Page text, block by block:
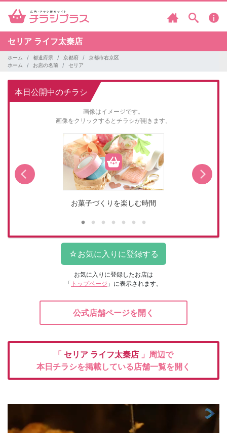
セリア ライフ太秦店
ホーム 都道府県 京都府
京都市右京区
ホーム
お店の名前 セリア
本日公開中のチラシ
画像はイメージです。
画像をクリックするとチラシが開きます。
お菓子づくりを楽しむ時間
お気に入りに登録したお店は
「 トップページ 」に表示されます。
公式店舗ページを開く
「 セリア ライフ太秦店 」周辺で
本日チラシを掲載している店舗一覧を開く